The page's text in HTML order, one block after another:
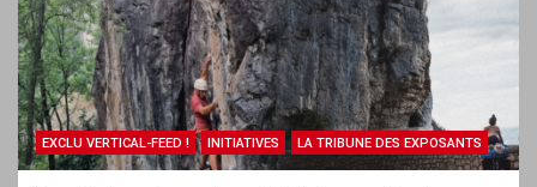
EXCLU VERTICAL-FEED ! INITIATIVES LA TRIBUNE DES EXPOSANTS